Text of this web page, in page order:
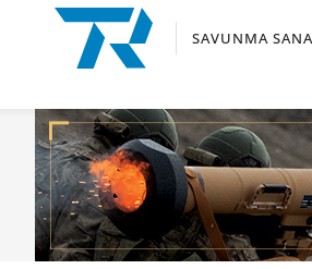
SAVUNMA